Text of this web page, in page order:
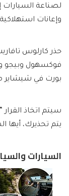
لصناعة السيارات
وإعانات
حذر كارلوس
فوكسهول وبيجو
بورت في شيشاير
سيتم اتخاذ
يتم تحذيرك، أيها
السيارات